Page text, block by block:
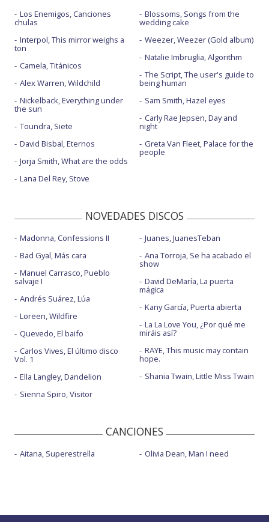
Los Enemigos, Canciones
chulas
Interpol, This mirror weighs a
ton
Camela, Titánicos
Alex Warren, Wildchild
Nickelback, Everything under
the sun
Toundra, Siete
David Bisbal, Eternos
Jorja Smith, What are the odds
Lana Del Rey, Stove
Blossoms, Songs from the
wedding cake
Weezer, Weezer (Gold album)
Natalie Imbruglia, Algorithm
The Script, The user's guide to
being human
Sam Smith, Hazel eyes
Carly Rae Jepsen, Day and
night
Greta Van Fleet, Palace for the
people
NOVEDADES DISCOS
Madonna, Confessions II
Bad Gyal, Más cara
Manuel Carrasco, Pueblo
salvaje I
Andrés Suárez, Lúa
Loreen, Wildfire
Quevedo, El baifo
Carlos Vives, El último disco
Vol. 1
Ella Langley, Dandelion
Sienna Spiro, Visitor
Juanes, JuanesTeban
Ana Torroja, Se ha acabado el
show
David DeMaría, La puerta
mágica
Kany García, Puerta abierta
La La Love You, ¿Por qué me
miráis así?
RAYE, This music may contain
hope.
Shania Twain, Little Miss Twain
CANCIONES
Aitana, Superestrella Olivia Dean, Man I need